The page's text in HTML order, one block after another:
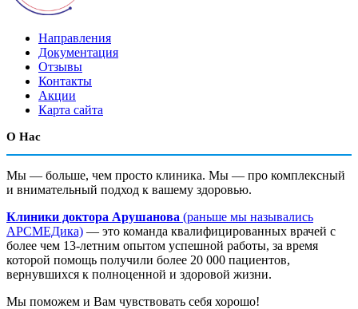
Направления
Документация
Отзывы
Контакты
Акции
Карта сайта
О Нас
Мы — больше, чем просто клиника. Мы — про комплексный
и внимательный подход к вашему здоровью.
Клиники доктора Арушанова (раньше мы назывались
АРСМЕДика) — это команда квалифицированных врачей с
более чем 13-летним опытом успешной работы, за время
которой помощь получили более 20 000 пациентов,
вернувшихся к полноценной и здоровой жизни.
Мы поможем и Вам чувствовать себя хорошо!